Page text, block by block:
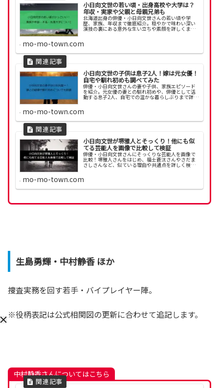
小日向文世の若い頃・出身高校や大学は？
年収・実家や父親と母親兄弟も
北海道出身の俳優・小日向文世さんの若い頃や学
歴、家族、年収まで徹底紹介。穏やかで味わい深い
演技の裏にある意外な生い立ちや素顔を詳しくまと
mo-mo-town.com
小日向文世の子供は息子2人！嫁は元女優！
自宅や馴れ初めも調べてみた
俳優・小日向文世さんの妻や子供、家族エピソード
を紹介。元女優の妻との馴れ初めや、俳優として活
動する息子2人、自宅での温かな暮らしぶりまで詳し
くまとめました。
mo-mo-town.com
小日向文世が堺雅人とそっくり！他にも似
てる芸能人を画像で比較して検証
俳優・小日向文世さんにそっくりな芸能人を画像で
比較！堺雅人さんをはじめ、福士蒼汰さんやさだま
さしさんなど、似ている理由や共通点を詳しく検証
しました。
mo-mo-town.com
生島勇輝・中村静香 ほか
捜査実務を回す若手・バイプレイヤー陣。
※役柄表記は公式相関図の更新に合わせて追記します。
中村静香さんについてはこちら